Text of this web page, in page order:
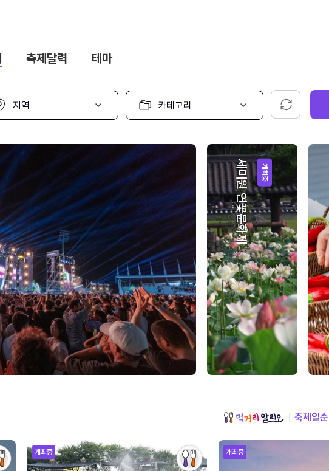
축제달력 테마
카
고
선
택
초기화
개최중
세미원 연꽃문화제
축제일순
개최중 개최중